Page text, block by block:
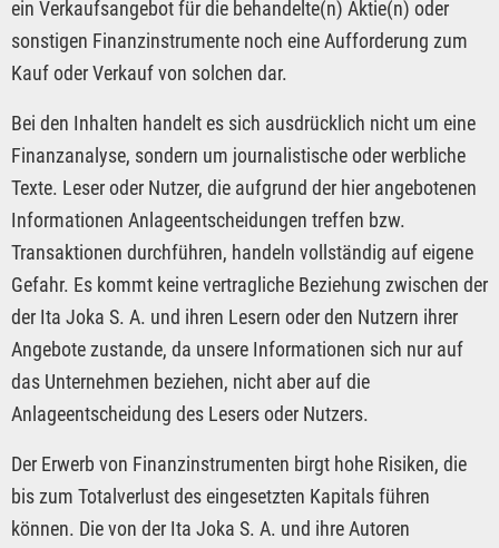
ein Verkaufsangebot für die behandelte(n) Aktie(n) oder
sonstigen Finanzinstrumente noch eine Aufforderung zum
Kauf oder Verkauf von solchen dar.
Bei den Inhalten handelt es sich ausdrücklich nicht um eine
Finanzanalyse, sondern um journalistische oder werbliche
Texte. Leser oder Nutzer, die aufgrund der hier angebotenen
Informationen Anlageentscheidungen treffen bzw.
Transaktionen durchführen, handeln vollständig auf eigene
Gefahr. Es kommt keine vertragliche Beziehung zwischen der
der Ita Joka S. A. und ihren Lesern oder den Nutzern ihrer
Angebote zustande, da unsere Informationen sich nur auf
das Unternehmen beziehen, nicht aber auf die
Anlageentscheidung des Lesers oder Nutzers.
Der Erwerb von Finanzinstrumenten birgt hohe Risiken, die
bis zum Totalverlust des eingesetzten Kapitals führen
können. Die von der Ita Joka S. A. und ihre Autoren